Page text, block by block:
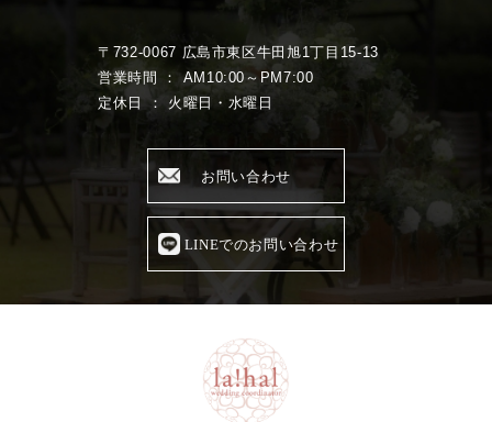
〒732-0067 広島市東区牛田旭1丁目15-13
営業時間 ： AM10:00～PM7:00
定休日 ： 火曜日・水曜日
お問い合わせ
LINEでのお問い合わせ